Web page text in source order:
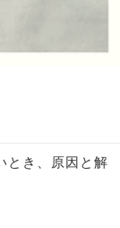
とき、原因と解